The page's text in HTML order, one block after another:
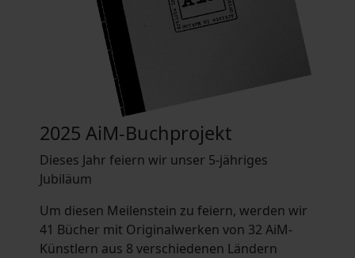
2025 AiM-Buchprojekt
Dieses Jahr feiern wir unser 5-jähriges
Jubiläum
Um diesen Meilenstein zu feiern, werden wir
41 Bücher mit Originalwerken von 32 AiM-
Künstlern aus 8 verschiedenen Ländern